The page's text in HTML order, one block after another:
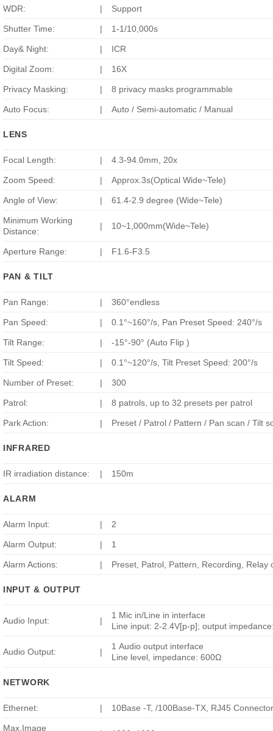
WDR: | Support
Shutter Time: | 1-1/10,000s
Day& Night: | ICR
Digital Zoom: | 16X
Privacy Masking: | 8 privacy masks programmable
Auto Focus: | Auto / Semi-automatic / Manual
LENS
Focal Length: | 4.3-94.0mm, 20x
Zoom Speed: | Approx.3s(Optical Wide~Tele)
Angle of View: | 61.4-2.9 degree (Wide~Tele)
Minimum Working
Distance:
| 10~1,000mm(Wide~Tele)
Aperture Range: | F1.6-F3.5
PAN & TILT
Pan Range: | 360°endless
Pan Speed: | 0.1°~160°/s, Pan Preset Speed: 240°/s
Tilt Range: | -15°-90° (Auto Flip )
Tilt Speed: | 0.1°~120°/s, Tilt Preset Speed: 200°/s
Number of Preset: | 300
Patrol: | 8 patrols, up to 32 presets per patrol
Park Action: | Preset / Patrol / Pattern / Pan scan / Tilt
INFRARED
IR irradiation distance: | 150m
ALARM
Alarm Input: | 2
Alarm Output: | 1
Alarm Actions: | Preset, Patrol, Pattern, Recording,
INPUT & OUTPUT
Audio Input: |
1 Mic in/Line in interface
Line input: 2-2.4V[p-p]; output
Audio Output: |
1 Audio output interface
Line level, impedance: 600Ω
NETWORK
Ethernet: | 10Base -T, /100Base-TX, RJ45
Max.Image